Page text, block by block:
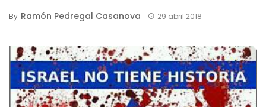
By Ramón Pedregal Casanova 29 abril 2018